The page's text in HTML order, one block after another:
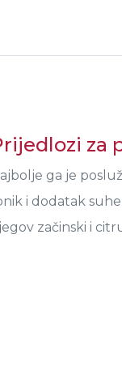
za
ga je
i dodatak suhe
začinski i